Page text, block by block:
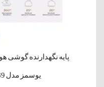
پایه نگهدارنده گوشی
یوسمز مدل USAMS US-ZB239